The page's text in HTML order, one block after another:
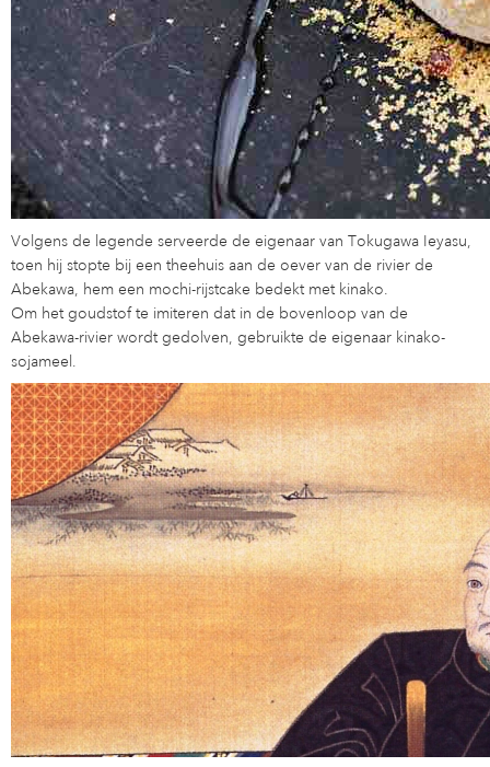
Volgens de legende serveerde de eigenaar van Tokugawa Ieyasu,
toen hij stopte bij een theehuis aan de oever van de rivier de
Abekawa, hem een ​​mochi-rijstcake bedekt met kinako.
Om het goudstof te imiteren dat in de bovenloop van de
Abekawa-rivier wordt gedolven, gebruikte de eigenaar kinako-
sojameel.